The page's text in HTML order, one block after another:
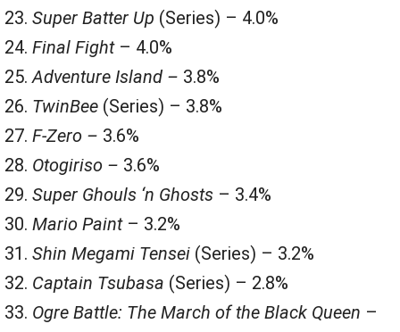
Super Batter Up (Series) – 4.0%
Final Fight – 4.0%
Adventure Island – 3.8%
TwinBee (Series) – 3.8%
F-Zero – 3.6%
Otogiriso – 3.6%
Super Ghouls ‘n Ghosts – 3.4%
Mario Paint– 3.2%
Shin Megami Tensei (Series) – 3.2%
Captain Tsubasa (Series) – 2.8%
Ogre Battle: The March of the Black Queen –